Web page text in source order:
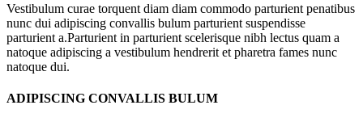
Vestibulum curae torquent diam diam commodo parturient penatibus
nunc dui adipiscing convallis bulum parturient suspendisse
parturient a.Parturient in parturient scelerisque nibh lectus quam a
natoque adipiscing a vestibulum hendrerit et pharetra fames nunc
natoque dui.
ADIPISCING CONVALLIS BULUM